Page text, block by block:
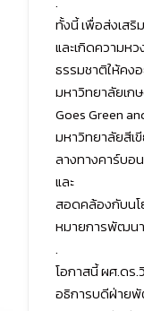
ทั้งนี้ เพื่อส่งเส
และเกิดความห
ธรรมชาติให้คง
มหาวิทยาลัยเก
Goes Green
มหาวิทยาลัยสีเ
ลางทางคาร์บอ
และ
สอดคล้องกับนโ
หมายการพัฒน
.
โอกาสนี้ ผศ.ด
อธิการบดีฝ่าย